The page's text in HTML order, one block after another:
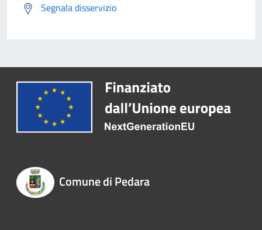
Segnala disservizio
Comune di Pedara